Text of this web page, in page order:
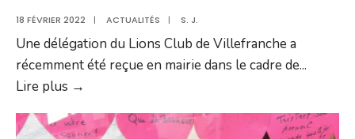
18 FÉVRIER 2022 | ACTUALITÉS | S. J.
Une délégation du Lions Club de Villefranche a
récemment été reçue en mairie dans le cadre de...
Lire plus →
boite”